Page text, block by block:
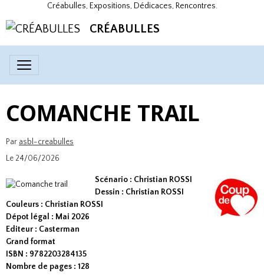
Créabulles, Expositions, Dédicaces, Rencontres.
CRÉABULLES
COMANCHE TRAIL
Par asbl-creabulles
Le 24/06/2026
Scénario : Christian ROSSI
Dessin : Christian ROSSI
Couleurs : Christian ROSSI
Dépot légal : Mai 2026
Editeur : Casterman
Grand format
ISBN : 9782203284135
Nombre de pages : 128